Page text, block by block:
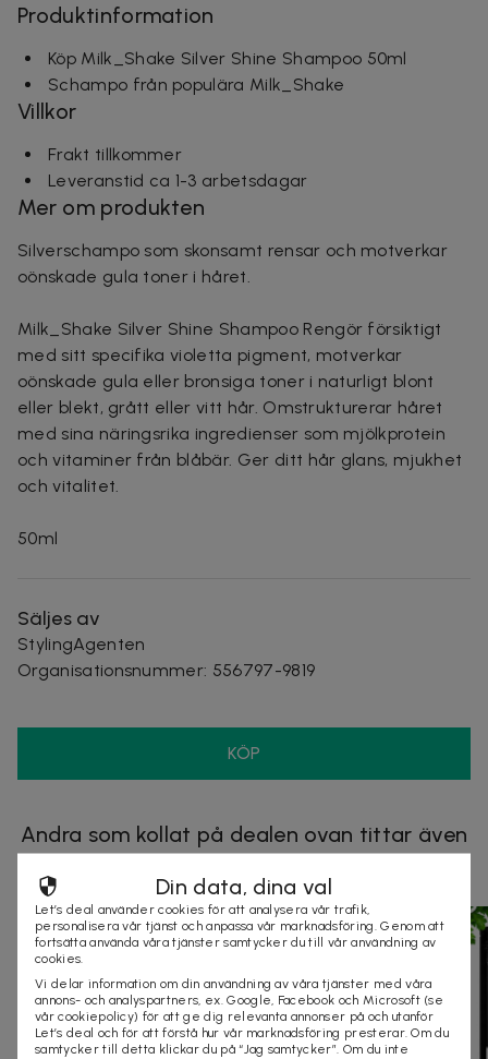
Produktinformation
Köp Milk_Shake Silver Shine Shampoo 50ml
Schampo från populära Milk_Shake
Villkor
Frakt tillkommer
Leveranstid ca 1-3 arbetsdagar
Mer om produkten
Silverschampo som skonsamt rensar och motverkar
oönskade gula toner i håret.
Milk_Shake Silver Shine Shampoo Rengör försiktigt
med sitt specifika violetta pigment, motverkar
oönskade gula eller bronsiga toner i naturligt blont
eller blekt, grått eller vitt hår. Omstrukturerar håret
med sina näringsrika ingredienser som mjölkprotein
och vitaminer från blåbär. Ger ditt hår glans, mjukhet
och vitalitet.
50ml
Säljes av
StylingAgenten
Organisationsnummer: 556797-9819
KÖP
Andra som kollat på dealen ovan tittar även
Din data, dina val
Let’s deal använder cookies för att analysera vår trafik,
personalisera vår tjänst och anpassa vår marknadsföring. Genom att
fortsätta använda våra tjänster samtycker du till vår användning av
cookies.
Vi delar information om din användning av våra tjänster med våra
annons- och analyspartners, ex. Google, Facebook och Microsoft (se
vår cookiepolicy) för att ge dig relevanta annonser på och utanför
Let’s deal och för att förstå hur vår marknadsföring presterar. Om du
samtycker till detta klickar du på “Jag samtycker”. Om du inte